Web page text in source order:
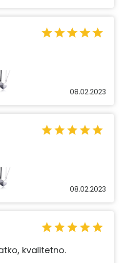
starstarstarstarstar
08.02.2023
starstarstarstarstar
08.02.2023
starstarstarstarstar
kvalitetno.